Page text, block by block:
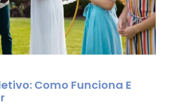
Como Funciona E